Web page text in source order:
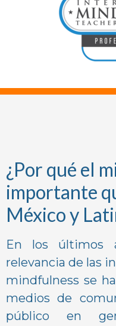
¿Por qué el
importante
México y
En los últimos
relevancia de las
mindfulness se
medios de
público en